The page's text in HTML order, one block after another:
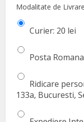
Modalitate de
Curier: 20 lei
Posta
Ridicare
133a, Bucuresti,